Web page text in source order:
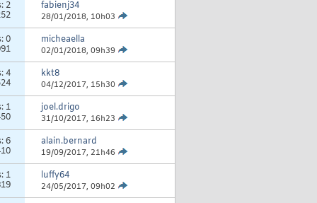
2
fabienj34
28/01/2018, 10h03
0
micheaella
02/01/2018, 09h39
4
kkt8
04/12/2017, 15h30
1
joel.drigo
31/10/2017, 16h23
6
alain.bernard
19/09/2017, 21h46
1
luffy64
24/05/2017, 09h02